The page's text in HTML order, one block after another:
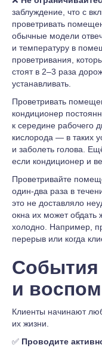
заблуждение, что с
проветривать
обычные модели
и температуру в
проветривания,
стоят в 2–3 раза
устанавливать.
Проветривать
кондиционер
к середине рабочего
кислорода — в таких
и заболеть голова.
если кондиционер и
Проветривайте
один-два раза в
это не доставляло
окна их может
холодно. Например,
перерыв или когда
События
и
Клиенты начинают
их жизни.
✅ Проводите